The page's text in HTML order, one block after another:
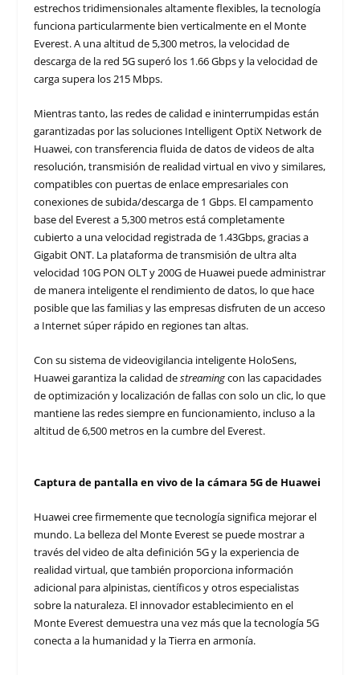
estrechos tridimensionales altamente flexibles, la tecnología
funciona particularmente bien verticalmente en el Monte
Everest. A una altitud de 5,300 metros, la velocidad de
descarga de la red 5G superó los 1.66 Gbps y la velocidad de
carga supera los 215 Mbps.
Mientras tanto, las redes de calidad e ininterrumpidas están
garantizadas por las soluciones Intelligent OptiX Network de
Huawei, con transferencia fluida de datos de videos de alta
resolución, transmisión de realidad virtual en vivo y similares,
compatibles con puertas de enlace empresariales con
conexiones de subida/descarga de 1 Gbps. El campamento
base del Everest a 5,300 metros está completamente
cubierto a una velocidad registrada de 1.43Gbps, gracias a
Gigabit ONT. La plataforma de transmisión de ultra alta
velocidad 10G PON OLT y 200G de Huawei puede administrar
de manera inteligente el rendimiento de datos, lo que hace
posible que las familias y las empresas disfruten de un acceso
a Internet súper rápido en regiones tan altas.
Con su sistema de videovigilancia inteligente HoloSens,
Huawei garantiza la calidad destreamingcon las capacidades
de optimización y localización de fallas con solo un clic, lo que
mantiene las redes siempre en funcionamiento, incluso a la
altitud de 6,500 metros en la cumbre del Everest.
Captura de pantalla en vivo de la cámara 5G de Huawei
Huawei cree firmemente que tecnología significa mejorar el
mundo. La belleza del Monte Everest se puede mostrar a
través del video de alta definición 5G y la experiencia de
realidad virtual, que también proporciona información
adicional para alpinistas, científicos y otros especialistas
sobre la naturaleza. El innovador establecimiento en el
Monte Everest demuestra una vez más que la tecnología 5G
conecta a la humanidad y la Tierra en armonía.